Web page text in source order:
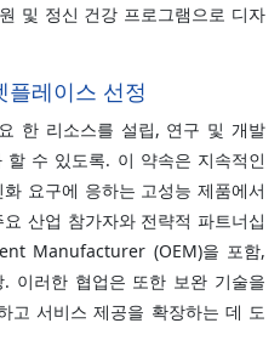
및 정신 건강 프로그램으로 디자
플레이스 선정
한 리소스를 설립, 연구 및 개발
수 있도록. 이 약속은 지속적인
요구에 응하는 고성능 제품에서
산업 참가자와 전략적 파트너십
Manufacturer (OEM)을 포함,
이러한 협업은 또한 보완 기술을
고 서비스 제공을 확장하는 데 도